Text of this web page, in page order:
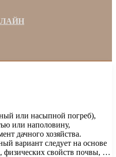
или насыпной погреб),
или наполовину,
дачного хозяйства.
вариант следует на основе
физических свойств почвы, …